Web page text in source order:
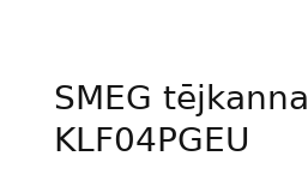
SMEG tējkanna
KLF04PGEU